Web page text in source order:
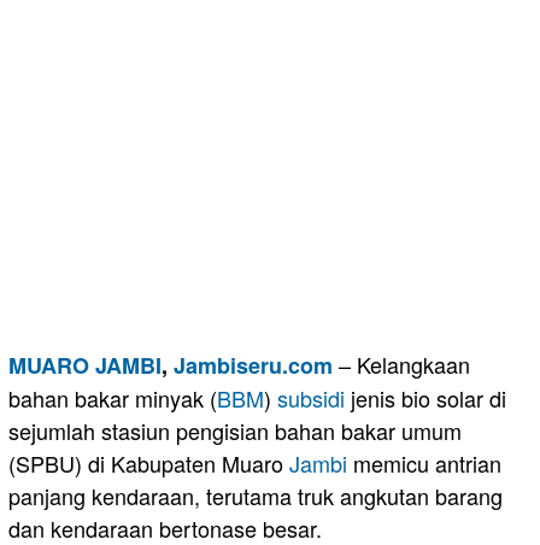
MUARO JAMBI, Jambiseru.com – Kelangkaan
bahan bakar minyak (BBM) subsidi jenis bio solar di
sejumlah stasiun pengisian bahan bakar umum
(SPBU) di Kabupaten MuaroJambi memicu antrian
panjang kendaraan, terutama truk angkutan barang
dan kendaraan bertonase besar.